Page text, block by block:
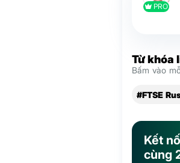
PRO
Từ khóa
Bấm vào
#FTSE
Kết
cùng